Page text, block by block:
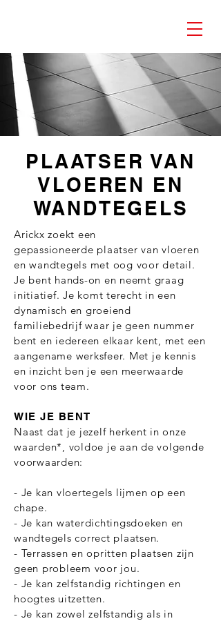
PLAATSER VAN
VLOEREN EN
WANDTEGELS
Arickx zoekt een
gepassioneerde plaatser van vloeren
en wandtegels met oog voor detail.
Je bent hands-on en neemt graag
initiatief. Je komt terecht in een
dynamisch en groeiend
familiebedrijf waar je geen nummer
bent en iedereen elkaar kent, met een
aangename werksfeer. Met je kennis
en inzicht ben je een meerwaarde
voor ons team.
WIE JE BENT
Naast dat je jezelf herkent in onze
waarden*, voldoe je aan de volgende
voorwaarden:
- Je kan vloertegels lijmen op een
chape.
- Je kan waterdichtingsdoeken en
wandtegels correct plaatsen.
- Terrassen en opritten plaatsen zijn
geen probleem voor jou.
- Je kan zelfstandig richtingen en
hoogtes uitzetten.
- Je kan zowel zelfstandig als in